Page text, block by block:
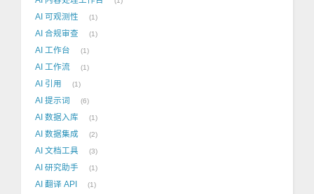
AI 可观测性 1
AI 合规审查 1
AI 工作台 1
AI 工作流 1
AI 引用 1
AI 提示词 6
AI 数据入库 1
AI 数据集成 2
AI 文档工具 3
AI 研究助手 1
AI 翻译 API 1